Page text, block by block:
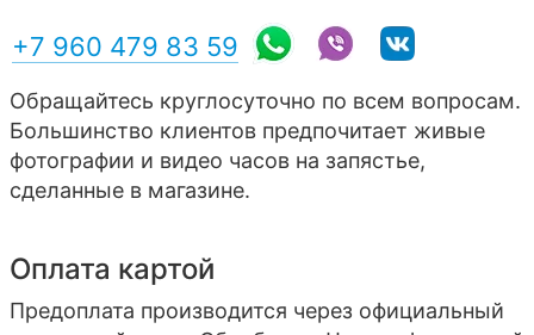
+7 960 479 83 59
Обращайтесь круглосуточно по всем вопросам.
Большинство клиентов предпочитает живые
фотографии и видео часов на запястье,
сделанные в магазине.
Оплата картой
Предоплата производится через официальный